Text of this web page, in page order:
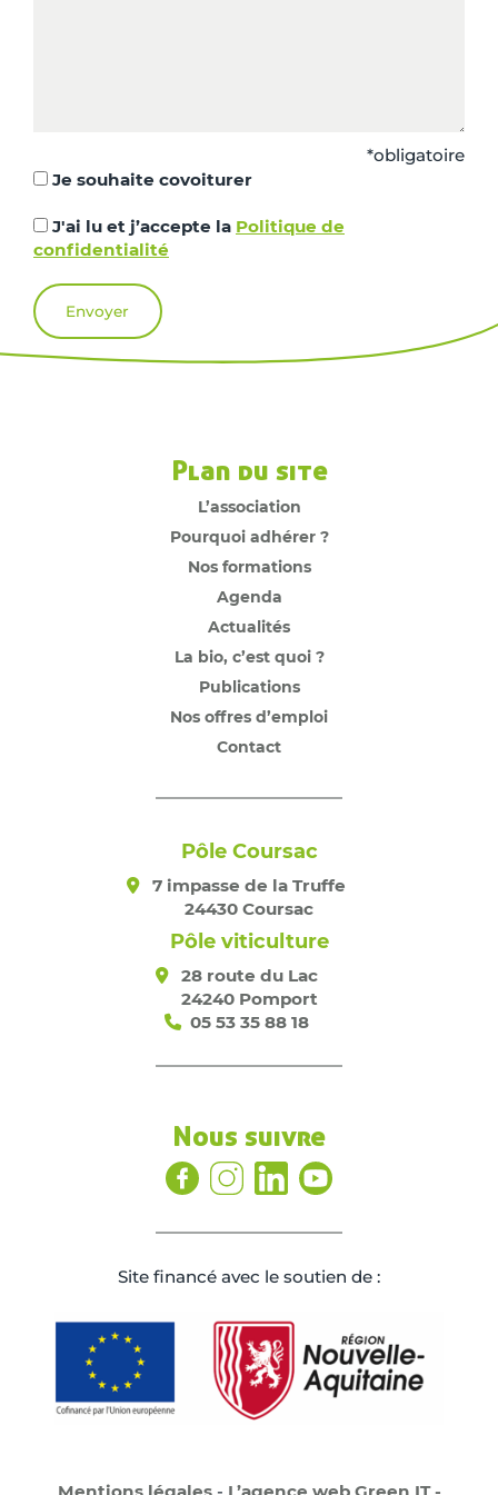
*obligatoire
Je souhaite covoiturer
J'ai lu et j’accepte la Politique de
confidentialité
Plan du site
L’association
Pourquoi adhérer ?
Nos formations
Agenda
Actualités
La bio, c’est quoi ?
Publications
Nos offres d’emploi
Contact
Pôle Coursac
7 impasse de la Truffe
24430 Coursac
Pôle viticulture
28 route du Lac
24240 Pomport
05 53 35 88 18
Nous suivre
Site ﬁnancé avec le soutien de :